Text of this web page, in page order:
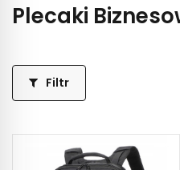
Plecaki
Filtr